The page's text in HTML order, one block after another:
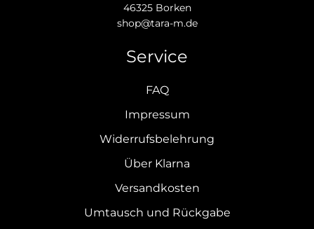
46325 Borken
shop@tara-m.de
Service
FAQ
Impressum
Widerrufsbelehrung
Über Klarna
Versandkosten
Umtausch und Rückgabe